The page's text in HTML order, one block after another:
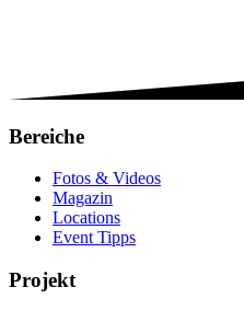
Bereiche
Fotos & Videos
Magazin
Locations
Event Tipps
Projekt